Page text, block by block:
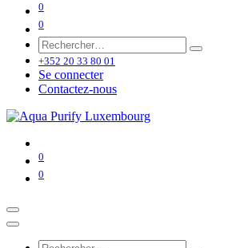
0
0
+352 20 33 80 01
Se connecter
Contactez-nous
0
0